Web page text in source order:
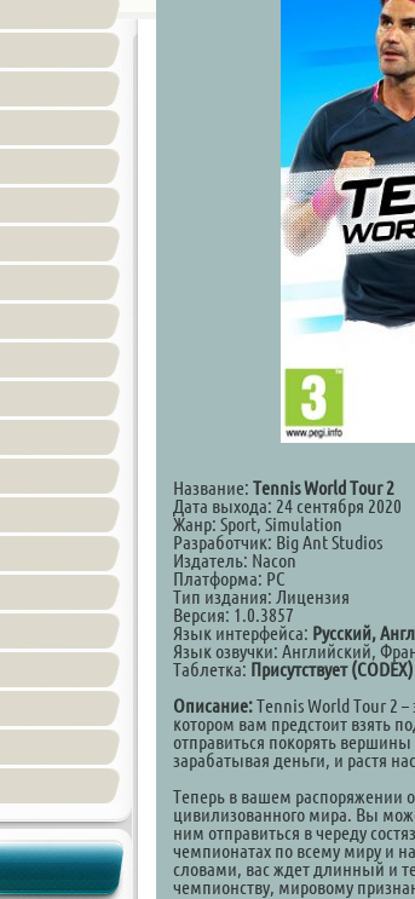
Название: Tennis World Tour 2
Дата выхода: 24 сентября 2020
Жанр: Sport, Simulation
Разработчик: Big Ant Studios
Издатель: Nacon
Платформа: PC
Тип издания: Лицензия
Версия: 1.0.3857
Язык интерфейса: Русский,
Язык озвучки: Английский,
Таблетка: Присутствует (CODEX)
Описание:Tennis World Tour 2 –
котором вам предстоит взять
отправиться покорять
зарабатывая деньги, и растя
Теперь в вашем распоряжении
цивилизованного мира. Вы
ним отправиться в череду
чемпионатах по всему миру и
словами, вас ждет длинный и
чемпионству, мировому